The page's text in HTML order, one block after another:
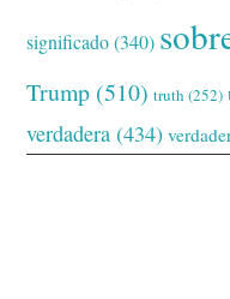
significado(340)
Trump (510) truth (252)
verdadera (434)